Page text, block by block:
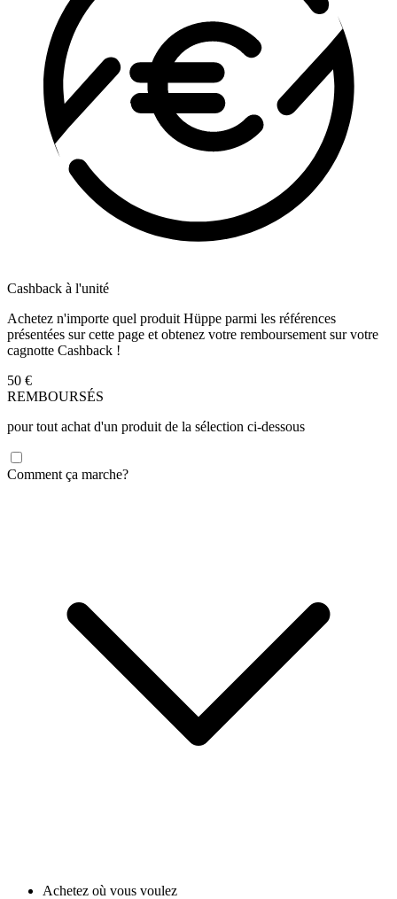
Cashback à l'unité
Achetez n'importe quel produit Hüppe parmi les références
présentées sur cette page et obtenez votre remboursement sur votre
cagnotte Cashback !
50 €
REMBOURSÉS
pour tout achat d'un produit de la sélection ci-dessous
Comment ça marche?
Achetez où vous voulez